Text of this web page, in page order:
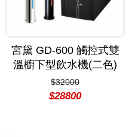
宮黛 GD-600 觸控式雙
溫櫥下型飲水機(二色)
$32000
$28800